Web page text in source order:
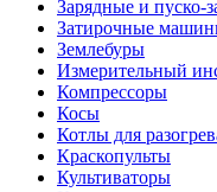
Зарядные и пуско-
Затирочные
Землебуры
Измерительный
Компрессоры
Косы
Котлы для
Краскопульты
Культиваторы